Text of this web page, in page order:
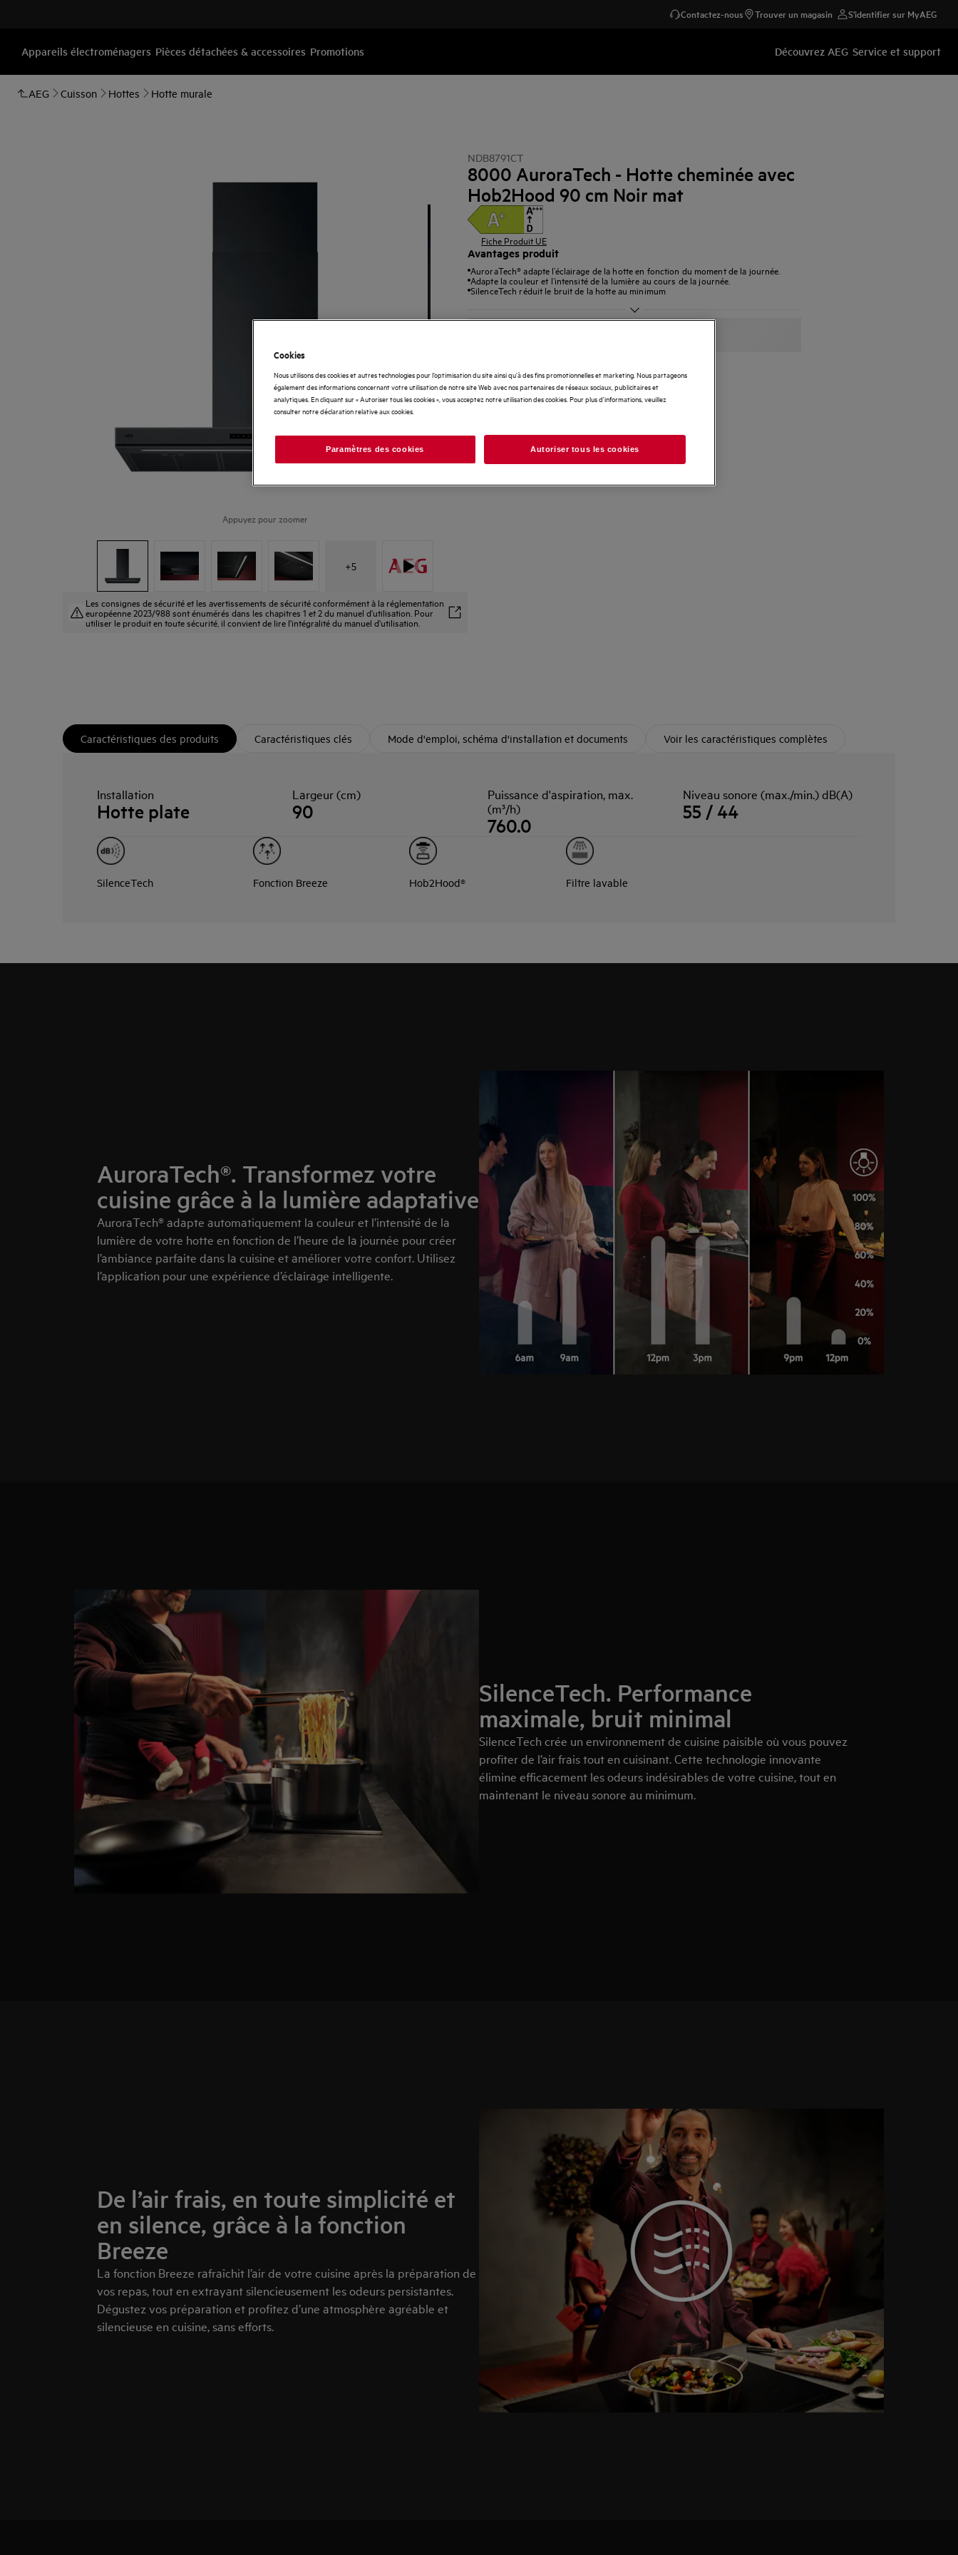
Contactez-nous Trouver un magasin S'identifier sur MyAEG
Appareils électroménagers Pièces détachées & accessoires Promotions Découvrez AEG Service et support
AEG Cuisson Hottes Hotte murale
Appuyez pour zoomer
+5
Les consignes de sécurité et les avertissements de sécurité conformément à la réglementation
européenne 2023/988 sont énumérés dans les chapitres 1 et 2 du manuel d'utilisation. Pour
utiliser le produit en toute sécurité, il convient de lire l'intégralité du manuel d'utilisation.
NDB8791CT
8000 AuroraTech - Hotte cheminée avec
Hob2Hood 90 cm Noir mat
Fiche Produit UE
Avantages produit
AuroraTech® adapte l’éclairage de la hotte en fonction du moment de la journée.
Adapte la couleur et l’intensité de la lumière au cours de la journée.
SilenceTech réduit le bruit de la hotte au minimum
Caractéristiques des produits Caractéristiques clés Mode d'emploi, schéma d'installation et documents Voir les caractéristiques complètes
Installation
Hotte plate
Largeur (cm)
90
Puissance d'aspiration, max.
(m³/h)
760.0
Niveau sonore (max./min.) dB(A)
55 / 44
SilenceTech Fonction Breeze Hob2Hood® Filtre lavable
AuroraTech®. Transformez votre
cuisine grâce à la lumière adaptative
AuroraTech® adapte automatiquement la couleur et l’intensité de la
lumière de votre hotte en fonction de l’heure de la journée pour créer
l’ambiance parfaite dans la cuisine et améliorer votre confort. Utilisez
l’application pour une expérience d’éclairage intelligente.
SilenceTech. Performance
maximale, bruit minimal
SilenceTech crée un environnement de cuisine paisible où vous pouvez
profiter de l’air frais tout en cuisinant. Cette technologie innovante
élimine efficacement les odeurs indésirables de votre cuisine, tout en
maintenant le niveau sonore au minimum.
De l’air frais, en toute simplicité et
en silence, grâce à la fonction
Breeze
La fonction Breeze rafraîchit l’air de votre cuisine après la préparation de
vos repas, tout en extrayant silencieusement les odeurs persistantes.
Dégustez vos préparation et profitez d’une atmosphère agréable et
silencieuse en cuisine, sans efforts.
Cookies
Nous utilisons des cookies et autres technologies pour l’optimisation du site ainsi qu’à des fins promotionnelles et marketing. Nous partageons
également des informations concernant votre utilisation de notre site Web avec nos partenaires de réseaux sociaux, publicitaires et
analytiques. En cliquant sur « Autoriser tous les cookies », vous acceptez notre utilisation des cookies. Pour plus d'informations, veuillez
consulter notre déclaration relative aux cookies.
Paramètres des cookies Autoriser tous les cookies